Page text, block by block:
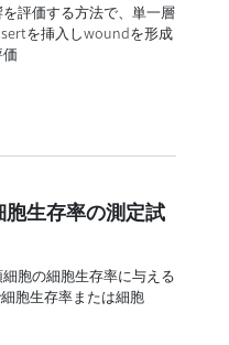
評価する方法で、単一層
を挿入しwoundを形成
生存率の測定試
胞の細胞生存率に与える
胞生存率または細胞